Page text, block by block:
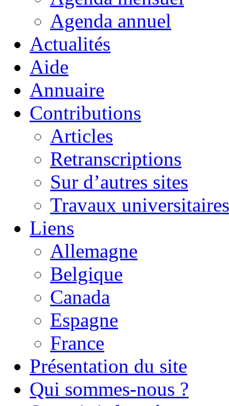
Agenda annuel
Actualités
Aide
Annuaire
Contributions
Articles
Retranscriptions
Sur d’autres sites
Travaux universitaires
Liens
Allemagne
Belgique
Canada
Espagne
France
Présentation du site
Qui sommes-nous ?